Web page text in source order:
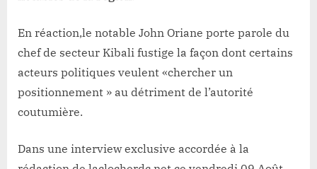
En réaction,le notable John Oriane porte parole du
chef de secteur Kibali fustige la façon dont certains
acteurs politiques veulent «chercher un
positionnement » au détriment de l’autorité
coutumière.
Dans une interview exclusive accordée à la